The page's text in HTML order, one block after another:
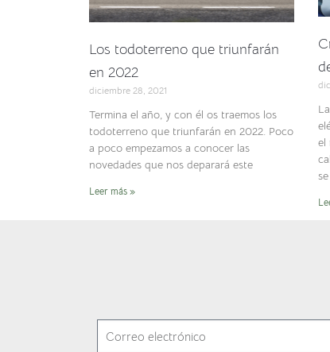
Los todoterreno que triunfarán
en 2022
diciembre 28, 2021
Termina el año, y con él os traemos los
todoterreno que triunfarán en 2022. Poco
a poco empezamos a conocer las
novedades que nos deparará este
Leer más »
el